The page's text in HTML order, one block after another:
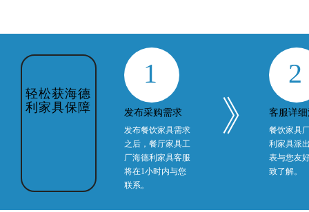
轻松获海德
利家具保障
1
发布采购需求
发布餐饮家具需求
之后，餐厅家具工
厂海德利家具客服
将在1小时内与您
联系。
》
2
客服详
餐饮家具
利家具派
表与您友
致了解。